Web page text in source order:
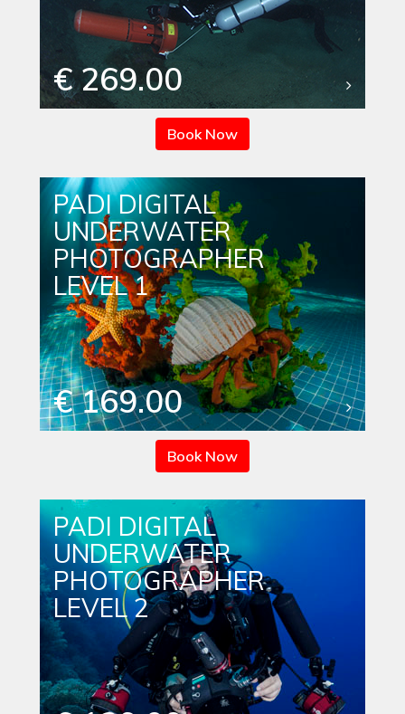
€ 269.00
Book Now
PADI DIGITAL
UNDERWATER
PHOTOGRAPHER
LEVEL 1
€ 169.00
Book Now
PADI DIGITAL
UNDERWATER
PHOTOGRAPHER
LEVEL 2